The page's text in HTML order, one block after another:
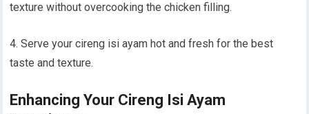
texture without overcooking the chicken filling.
4. Serve your cireng isi ayam hot and fresh for the best
taste and texture.
Enhancing Your Cireng Isi Ayam